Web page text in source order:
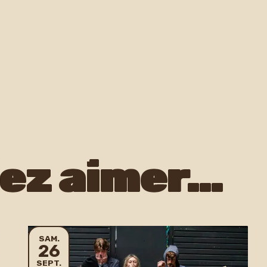
aimer…
SAMEDI
SAM.
26
SEPTEMBRE
SEPT.